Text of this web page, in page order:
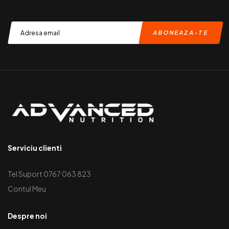
Serviciu clienti
Tel Suport 0767 063 823
Contul Meu
Despre noi